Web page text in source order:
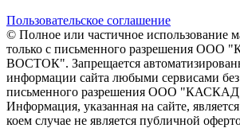
Пользовательское соглашение
© Полное или частичное использование
только с письменного разрешения
ВОСТОК". Запрещается
информации сайта любыми сервисами
письменного разрешения ООО
Информация, указанная на сайте,
коем случае не является публичной